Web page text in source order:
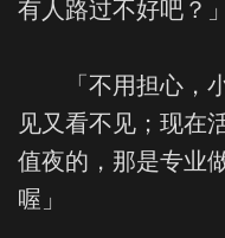
有人路过不好吧？」
「不用担心，小
见又看不见；现在
值夜的，那是专业
喔」